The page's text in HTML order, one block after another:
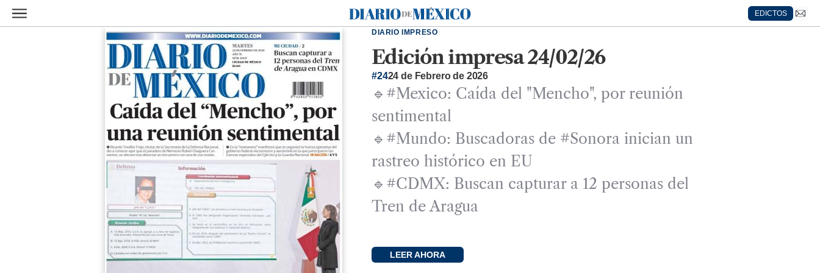
Ir al contenido principal
Diario de México
EDICTOS
DIARIO IMPRESO
Edición impresa 24/02/26
#2424 de Febrero de 2026
🔹#Mexico: Caída del "Mencho", por reunión
sentimental
🔹#Mundo: Buscadoras de #Sonora inician un
rastreo histórico en EU
🔹#CDMX: Buscan capturar a 12 personas del
Tren de Aragua
LEER AHORA